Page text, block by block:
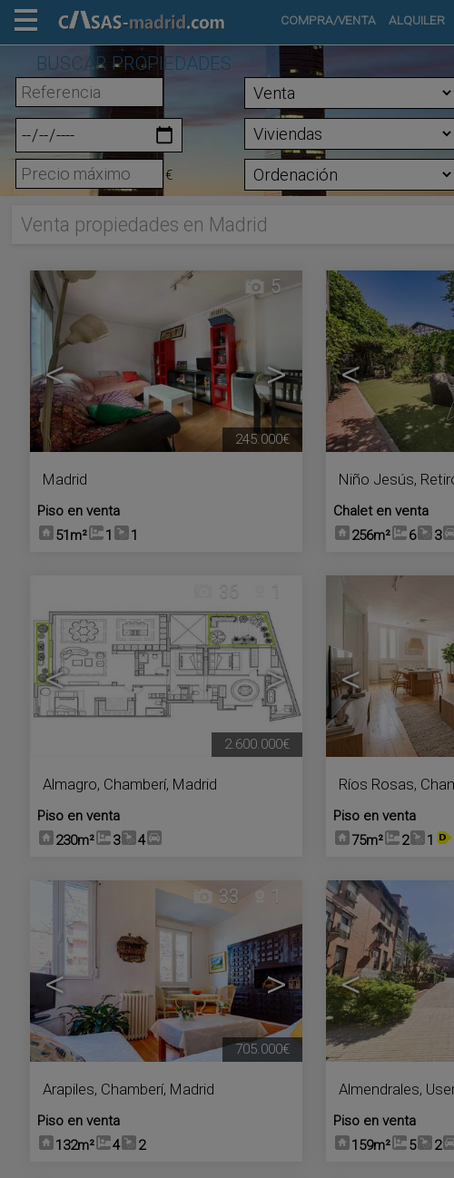
COMPRA/VENTA ALQUILER
BUSCAR PROPIEDADES
€
Venta propiedades en Madrid
< >
5
Madrid
Piso en venta
51m²
1 1
245.000€
<
Niño Jesús,
Chalet en venta
256m²
6 3
< >
36
Almagro, Chamberí, Madrid
Piso en venta
230m²
3 4
2.600.000€
<
Ríos Rosas,
Piso en venta
75m²
2 1
< >
33 1
Arapiles, Chamberí, Madrid
Piso en venta
132m²
4 2
705.000€
<
Almendrales,
Piso en venta
159m²
5 2